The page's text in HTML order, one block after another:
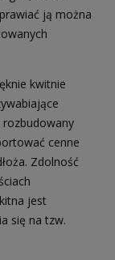
ją można
kwitnie
rozbudowany
cenne
Zdolność
jest
się na tzw.